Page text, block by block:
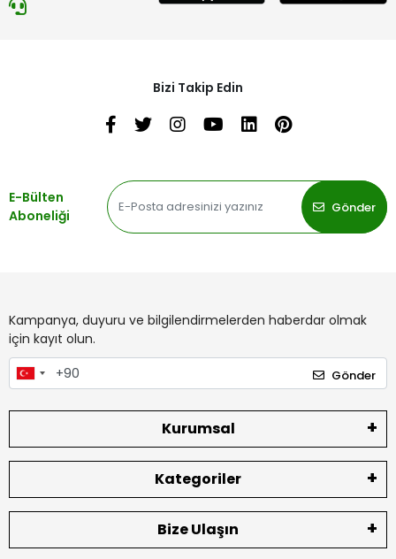
Bizi Takip Edin
E-Bülten
Aboneliği
Gönder
Kampanya, duyuru ve bilgilendirmelerden haberdar olmak
için kayıt olun.
Gönder
Kurumsal
Kategoriler
Bize Ulaşın